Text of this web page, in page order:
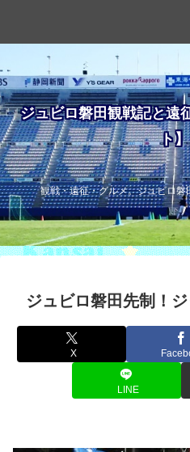
ジュビロ磐田観戦記と遠
ト】
観戦・遠征・グルメ。ジュビロ
ジュビロ磐田先制！
X
LINE